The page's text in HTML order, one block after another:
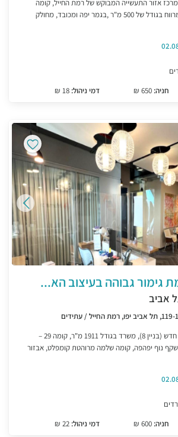
אזור התעשייה המבוקש של רמת החייל, קומה
חמישית, משרד נעים ומרווח בגודל של 500 מ"ר ,בגמר יפה ומכובד, מחולק
חניה: דמי ניהול: 18 ₪
אביב
בפארק עתידים, בבניין חדש (בניין 8), משרד בגודל 1911 מ"ר, קומה 29 –
נוף יפהפה, קומה שלמה מרוהטת קומפלט, אבזור
חניה: דמי ניהול: 22 ₪